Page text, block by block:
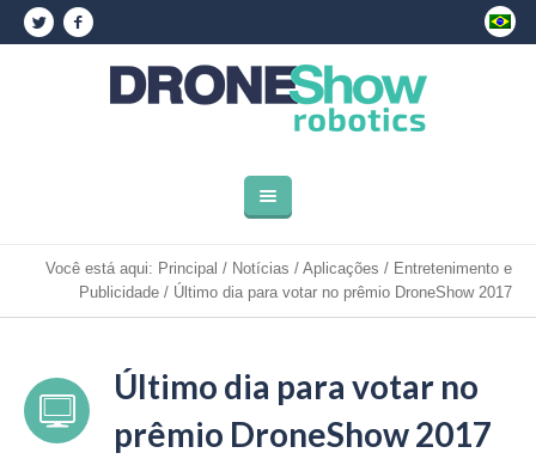
Você está aqui: Principal / Notícias / Aplicações / Entretenimento e
Publicidade / Último dia para votar no prêmio DroneShow 2017
Último dia para votar no
prêmio DroneShow 2017